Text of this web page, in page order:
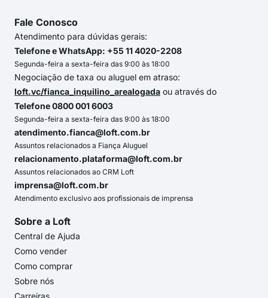
Fale Conosco
Atendimento para dúvidas gerais:
Telefone e WhatsApp: +55 11 4020-2208
Segunda-feira a sexta-feira das 9:00 às 18:00
Negociação de taxa ou aluguel em atraso:
loft.vc/fianca_inquilino_arealogada ou através do
Telefone 0800 001 6003
Segunda-feira a sexta-feira das 9:00 às 18:00
atendimento.fianca@loft.com.br
Assuntos relacionados a Fiança Aluguel
relacionamento.plataforma@loft.com.br
Assuntos relacionados ao CRM Loft
imprensa@loft.com.br
Atendimento exclusivo aos profissionais de imprensa
Sobre a Loft
Central de Ajuda
Como vender
Como comprar
Sobre nós
Carreiras